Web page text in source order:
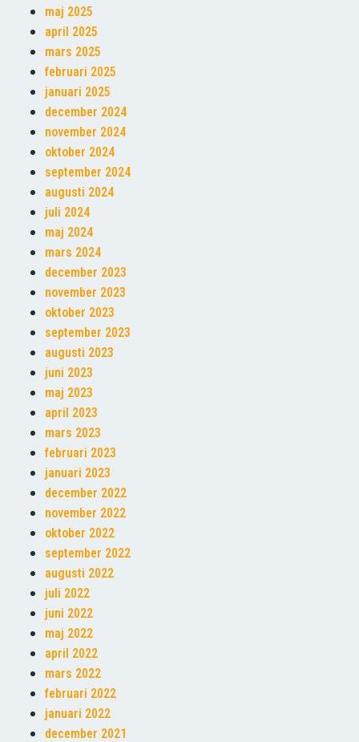
maj 2025
april 2025
mars 2025
februari 2025
januari 2025
december 2024
november 2024
oktober 2024
september 2024
augusti 2024
juli 2024
maj 2024
mars 2024
december 2023
november 2023
oktober 2023
september 2023
augusti 2023
juni 2023
maj 2023
april 2023
mars 2023
februari 2023
januari 2023
december 2022
november 2022
oktober 2022
september 2022
augusti 2022
juli 2022
juni 2022
maj 2022
april 2022
mars 2022
februari 2022
januari 2022
december 2021